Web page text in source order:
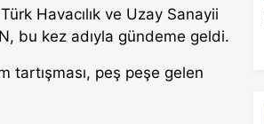
Havacılık ve Uzay Sanayii
bu kez adıyla gündeme geldi.
tartışması, peş peşe gelen